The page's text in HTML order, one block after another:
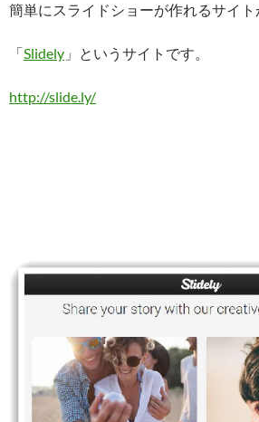
簡単にスライドショーが作れるサイト
「Slidely 」というサイトです。
http://slide.ly/